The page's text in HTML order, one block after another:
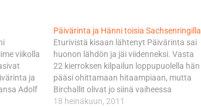
viikolla
ja
Adolf
Päivärinta ja Hänni toisia Sachsenringilla
Eturivistä kisaan lähtenyt Päivärinta sai
huonon lähdön ja jäi viidenneksi. Vasta
22 kierroksen kilpailun loppupuolella hän
pääsi ohittamaan hitaampiaan, mutta
Birchallit olivat jo siinä vaiheessa
auttamatta karussa. - Lähtörytäkässä
18 heinäkuun, 2011